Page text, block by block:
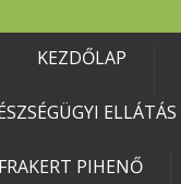
KEZDŐLAP
ELLÁTÁS
PIHENŐ